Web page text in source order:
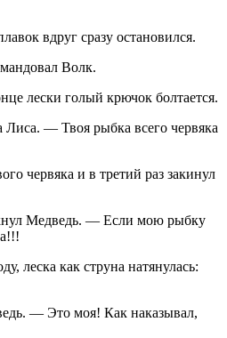
вдруг сразу остановился.
Волк.
лески голый крючок болтается.
— Твоя рыбка всего червяка
червяка и в третий раз закинул
Медведь. — Если мою рыбку
леска как струна натянулась:
— Это моя! Как наказывал,